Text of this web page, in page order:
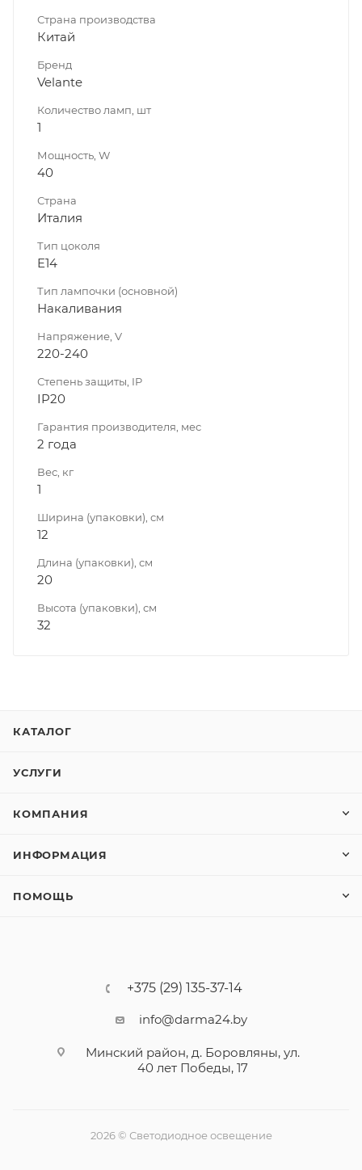
Страна производства
Китай
Бренд
Velante
Количество ламп, шт
1
Мощность, W
40
Страна
Италия
Тип цоколя
E14
Тип лампочки (основной)
Накаливания
Напряжение, V
220-240
Степень защиты, IP
IP20
Гарантия производителя, мес
2 года
Вес, кг
1
Ширина (упаковки), см
12
Длина (упаковки), см
20
Высота (упаковки), см
32
КАТАЛОГ
УСЛУГИ
КОМПАНИЯ
ИНФОРМАЦИЯ
ПОМОЩЬ
+375 (29) 135-37-14
info@darma24.by
Минский район, д. Боровляны, ул.
40 лет Победы, 17
2026 © Светодиодное освещение